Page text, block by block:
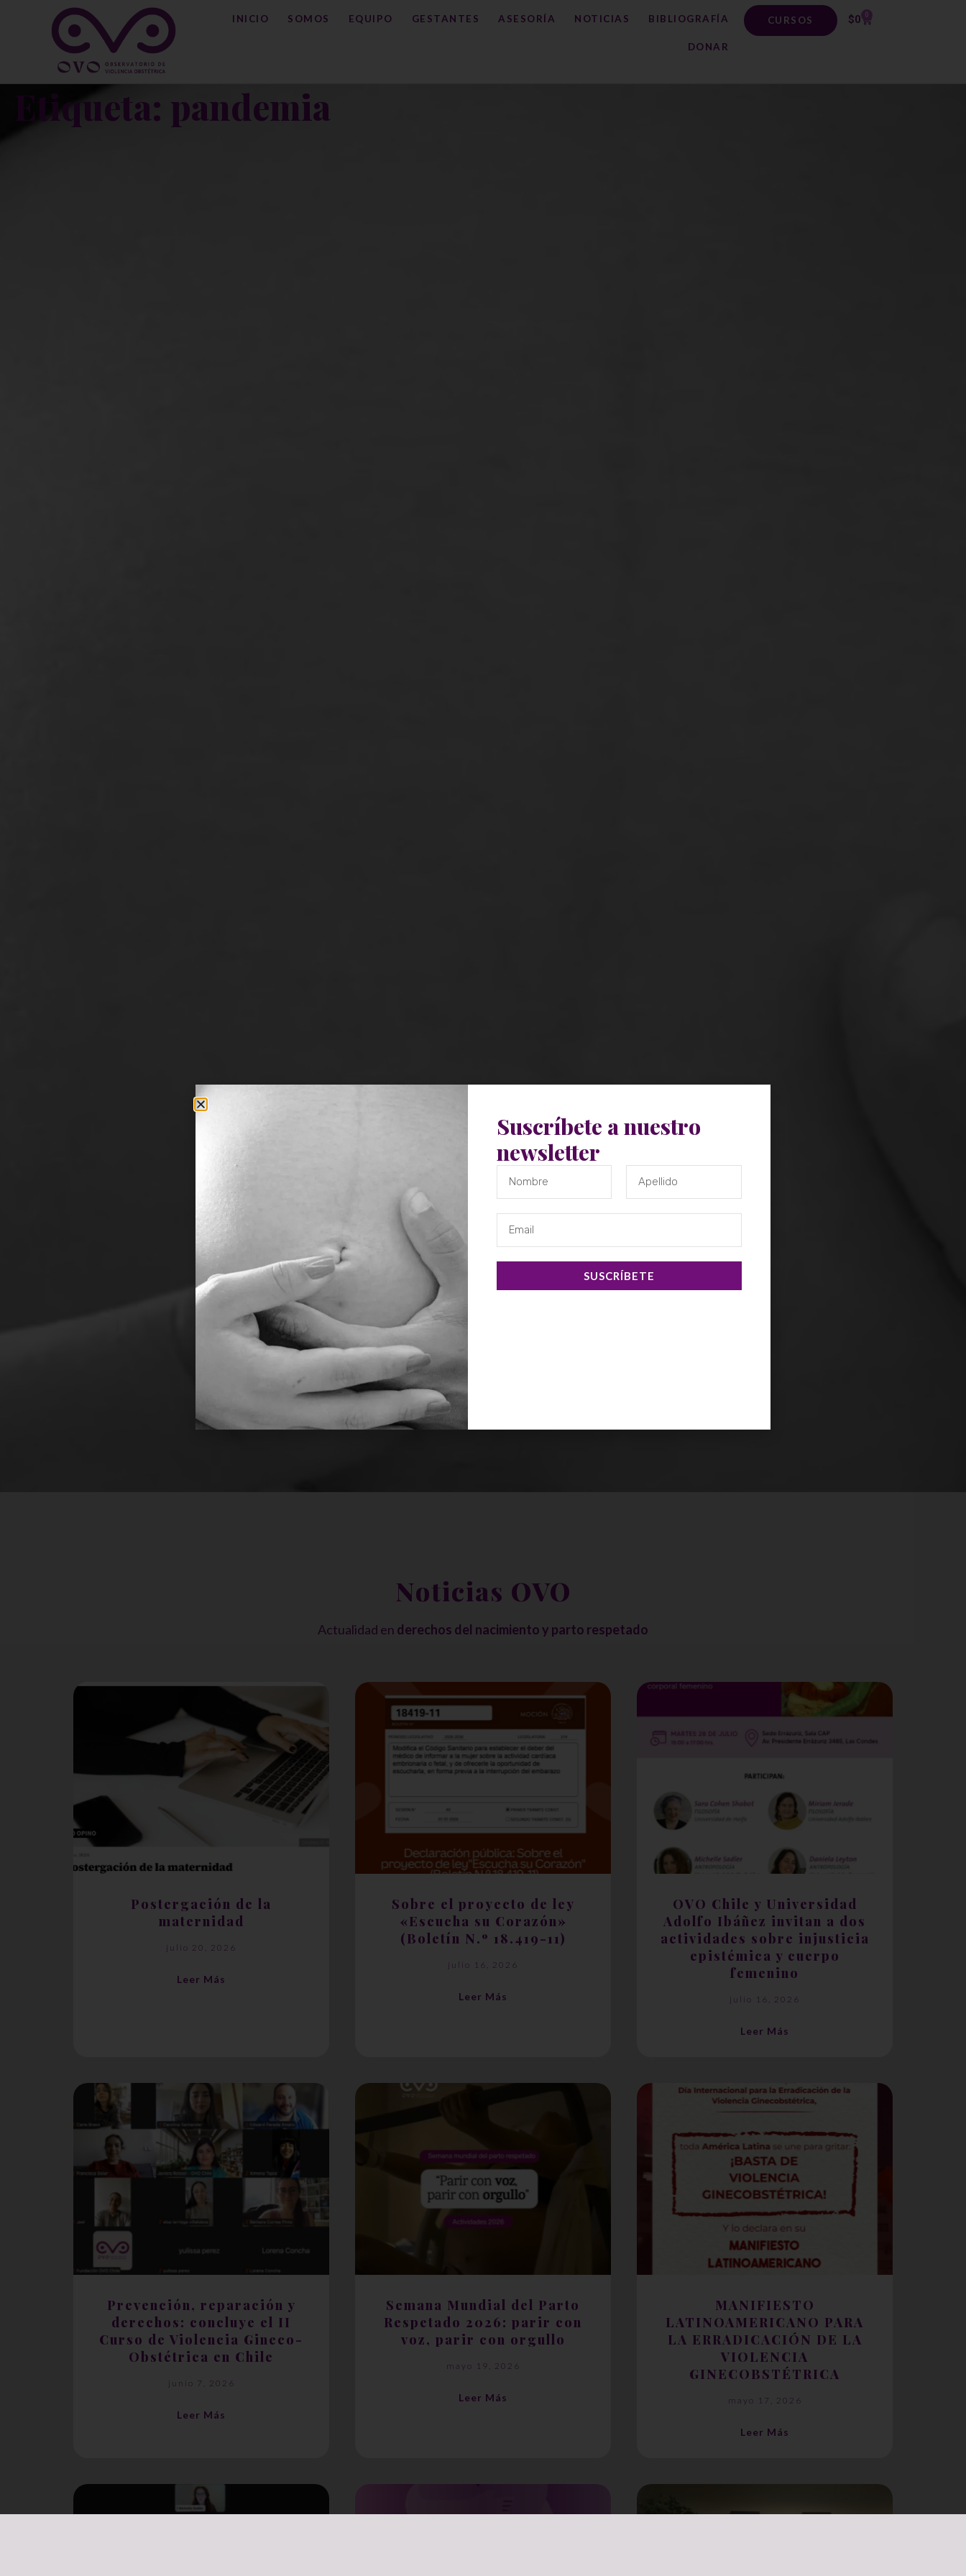
INICIO SOMOS EQUIPO GESTANTES ASESORÍA NOTICIAS BIBLIOGRAFÍA
DONAR
CURSOS $0 0
Etiqueta: pandemia
Noticias OVO
Actualidad en derechos del nacimiento y parto respetado
Postergación de la
maternidad
julio 20, 2026
Leer Más
Sobre el proyecto de ley
«Escucha su Corazón»
(Boletín N.º 18.419-11)
julio 16, 2026
Leer Más
OVO Chile y Universidad
Adolfo Ibáñez invitan a dos
actividades sobre injusticia
epistémica y cuerpo
femenino
julio 16, 2026
Leer Más
Prevención, reparación y
derechos: concluye el II
Curso de Violencia Gineco-
Obstétrica en Chile
junio 7, 2026
Leer Más
Semana Mundial del Parto
Respetado 2026: parir con
voz, parir con orgullo
mayo 19, 2026
Leer Más
MANIFIESTO
LATINOAMERICANO PARA
LA ERRADICACIÓN DE LA
VIOLENCIA
GINECOBSTÉTRICA
mayo 17, 2026
Leer Más
Suscríbete a nuestro
newsletter
SUSCRÍBETE